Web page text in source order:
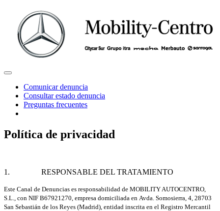
Comunicar denuncia
Consultar estado denuncia
Preguntas frecuentes
Política de privacidad
1. RESPONSABLE DEL TRATAMIENTO
Este Canal de Denuncias es responsabilidad de MOBILITY AUTOCENTRO,
S.L., con NIF B67921270, empresa domiciliada en Avda. Somosierra, 4, 28703
San Sebastián de los Reyes (Madrid), entidad inscrita en el Registro Mercantil